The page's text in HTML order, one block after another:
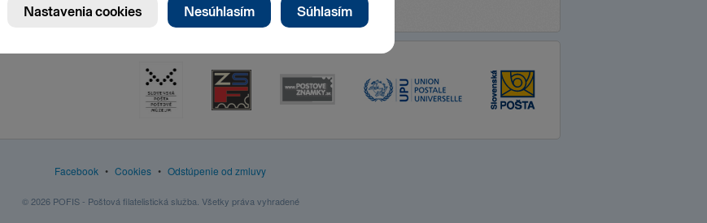
Facebook • Cookies • Odstúpenie od zmluvy
© 2026 POFIS - Poštová filatelistická služba. Všetky práva vyhradené